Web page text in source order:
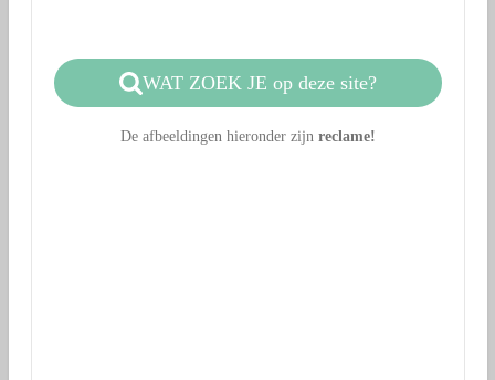
WAT ZOEK JE op deze site?
De afbeeldingen hieronder zijn reclame!